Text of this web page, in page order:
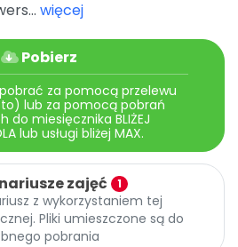
więcej
Pobierz
za pomocą przelewu
lub za pomocą pobrań
do miesięcznika BLIŻEJ
lub usługi bliżej MAX.
zajęć 1
z wykorzystaniem tej
Pliki umieszczone są do
pobrania